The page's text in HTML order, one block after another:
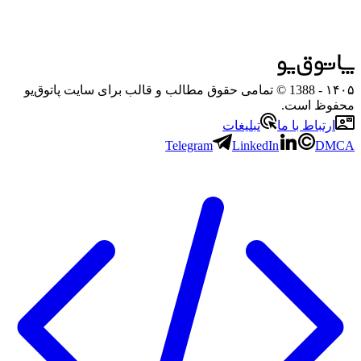
۱۴۰۵
- 1388 © تمامی حقوق مطالب و قالب برای سایت پاتوق‌یو
محفوظ است.
ارتباط با ما
تبلیغات
Telegram
LinkedIn DMCA